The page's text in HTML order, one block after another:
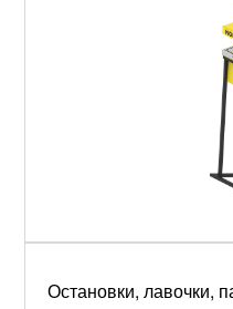
Остановки, лавочки,